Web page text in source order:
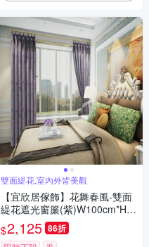
雙面緹花,室內外皆美觀
【宜欣居傢飾】花舞春風-雙面
緹花遮光窗簾(紫)W100cm*H1
65cm*2片/遮光/摺景/半腰窗簾/
台灣製MIT
$2,125 86折